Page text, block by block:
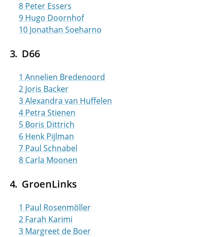
8 Peter Essers
9 Hugo Doornhof
10 Jonathan Soeharno
D66
1 Annelien Bredenoord
2 Joris Backer
3 Alexandra van Huffelen
4 Petra Stienen
5 Boris Dittrich
6 Henk Pijlman
7 Paul Schnabel
8 Carla Moonen
GroenLinks
1 Paul Rosenmöller
2 Farah Karimi
3 Margreet de Boer